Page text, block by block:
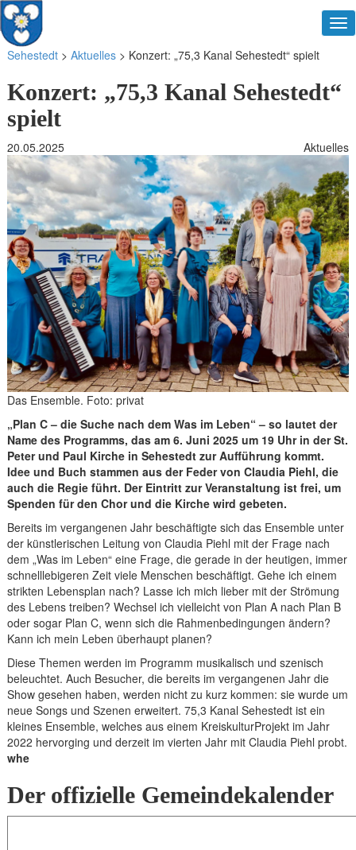
Sehestedt > Aktuelles > Konzert: „75,3 Kanal Sehestedt“ spielt
Konzert: „75,3 Kanal Sehestedt“
spielt
20.05.2025 Aktuelles
Das Ensemble. Foto: privat
„Plan C – die Suche nach dem Was im Leben“ – so lautet der
Name des Programms, das am 6. Juni 2025 um 19 Uhr in der St.
Peter und Paul Kirche in Sehestedt zur Aufführung kommt.
Idee und Buch stammen aus der Feder von Claudia Piehl, die
auch die Regie führt. Der Eintritt zur Veranstaltung ist frei, um
Spenden für den Chor und die Kirche wird gebeten.
Bereits im vergangenen Jahr beschäftigte sich das Ensemble unter
der künstlerischen Leitung von Claudia Piehl mit der Frage nach
dem „Was im Leben“ eine Frage, die gerade in der heutigen, immer
schnelllebigeren Zeit viele Menschen beschäftigt. Gehe ich einem
strikten Lebensplan nach? Lasse ich mich lieber mit der Strömung
des Lebens treiben? Wechsel ich vielleicht von Plan A nach Plan B
oder sogar Plan C, wenn sich die Rahmenbedingungen ändern?
Kann ich mein Leben überhaupt planen?
Diese Themen werden im Programm musikalisch und szenisch
beleuchtet. Auch Besucher, die bereits im vergangenen Jahr die
Show gesehen haben, werden nicht zu kurz kommen: sie wurde um
neue Songs und Szenen erweitert. 75,3 Kanal Sehestedt ist ein
kleines Ensemble, welches aus einem KreiskulturProjekt im Jahr
2022 hervorging und derzeit im vierten Jahr mit Claudia Piehl probt.
whe
Der offizielle Gemeindekalender